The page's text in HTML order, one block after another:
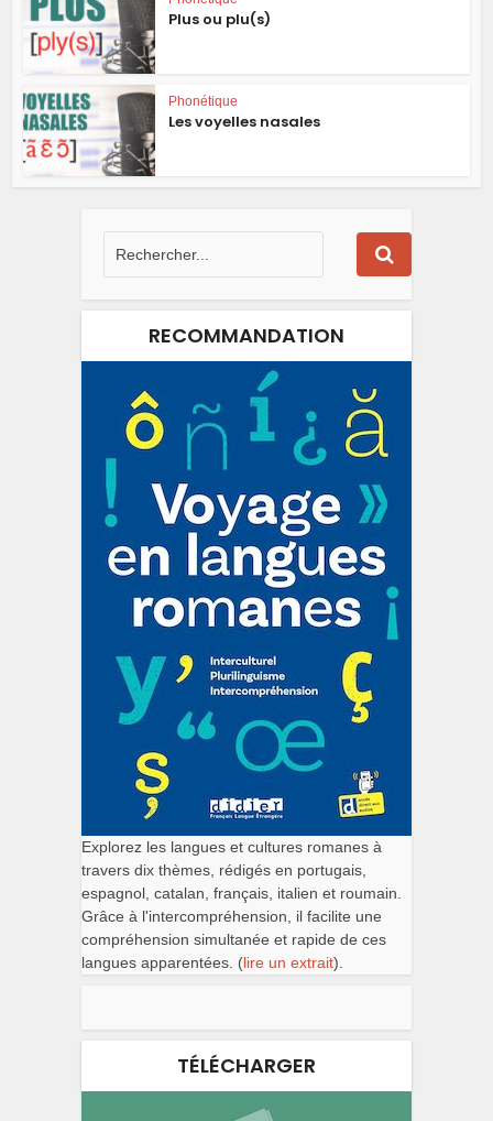
Plus ou plu(s)
Phonétique
Les voyelles nasales
RECOMMANDATION
Explorez les langues et cultures romanes à
travers dix thèmes, rédigés en portugais,
espagnol, catalan, français, italien et roumain.
Grâce à l'intercompréhension, il facilite une
compréhension simultanée et rapide de ces
langues apparentées. (lire un extrait).
TÉLÉCHARGER